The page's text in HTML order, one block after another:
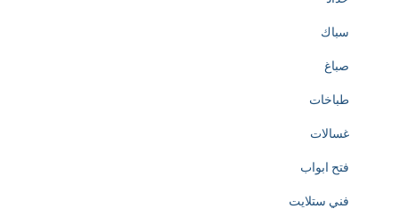
سباك
صباغ
طباخات
غسالات
فتح ابواب
فني ستلايت